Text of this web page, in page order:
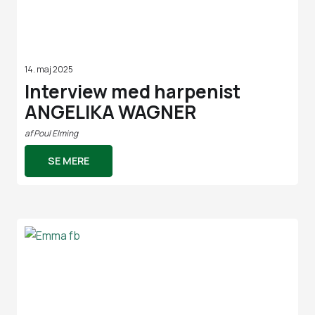
14. maj 2025
Interview med harpenist
ANGELIKA WAGNER
afPoul Elming
SE MERE